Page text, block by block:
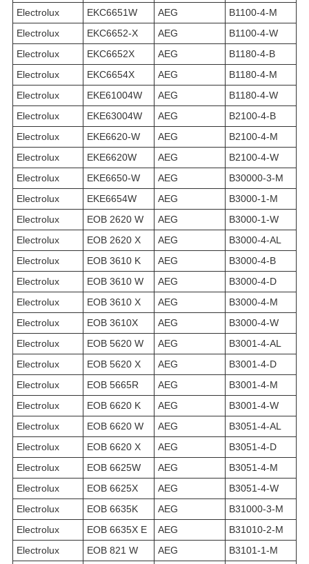
Electrolux
EKC6651W AEG
B1100-4-M
Electrolux
EKC6652-X AEG
B1100-4-W
Electrolux
EKC6652X AEG
B1180-4-B
Electrolux
EKC6654X AEG
B1180-4-M
Electrolux
EKE61004W AEG
B1180-4-W
Electrolux
EKE63004W AEG
B2100-4-B
Electrolux
EKE6620-W AEG
B2100-4-M
Electrolux
EKE6620W AEG
B2100-4-W
Electrolux
EKE6650-W AEG
B30000-3-M
Electrolux
EKE6654W AEG
B3000-1-M
Electrolux
EOB 2620 W AEG
B3000-1-W
Electrolux
EOB 2620 X AEG
B3000-4-AL
Electrolux
EOB 3610 K AEG
B3000-4-B
Electrolux
EOB 3610 W AEG
B3000-4-D
Electrolux
EOB 3610 X AEG
B3000-4-M
Electrolux
EOB 3610X AEG
B3000-4-W
Electrolux
EOB 5620 W AEG
B3001-4-AL
Electrolux
EOB 5620 X AEG
B3001-4-D
Electrolux
EOB 5665R AEG
B3001-4-M
Electrolux
EOB 6620 K AEG
B3001-4-W
Electrolux
EOB 6620 W AEG
B3051-4-AL
Electrolux
EOB 6620 X AEG
B3051-4-D
Electrolux
EOB 6625W AEG
B3051-4-M
Electrolux
EOB 6625X AEG
B3051-4-W
Electrolux
EOB 6635K AEG
B31000-3-M
Electrolux
EOB 6635X E AEG
B31010-2-M
Electrolux
EOB 821 W AEG
B3101-1-M